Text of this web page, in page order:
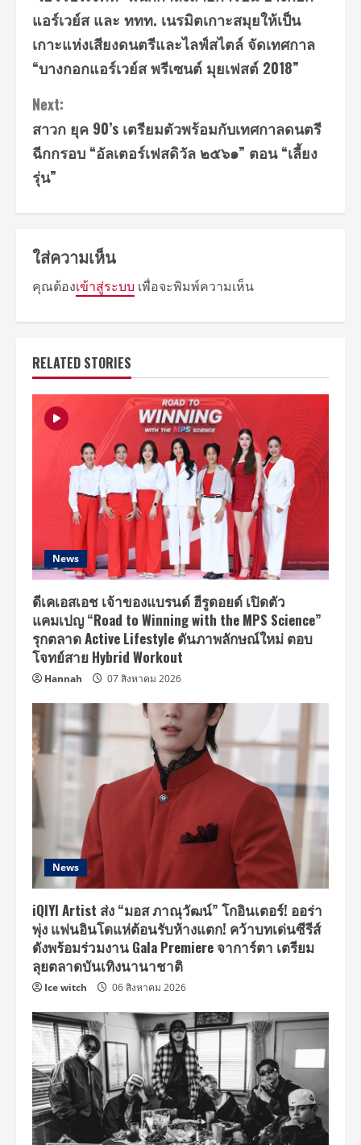
Reading
แอร์เวย์ส และ ททท. เนรมิตเกาะสมุยให้เป็น
เกาะแห่งเสียงดนตรีและไลฟ์สไตล์ จัดเทศกาล
“บางกอกแอร์เวย์ส พรีเซนต์ มุยเฟสต์ 2018”
Next:
สาวก ยุค 90’s เตรียมตัวพร้อมกับเทศกาลดนตรี
ฉีกกรอบ “อัลเตอร์เฟสดิวัล ๒๕๖๑” ตอน “เลี้ยง
รุ่น”
ใส่ความเห็น
คุณต้องเข้าสู่ระบบ เพื่อจะพิมพ์ความเห็น
RELATED STORIES
News
ดีเคเอสเอช เจ้าของแบรนด์ ฮีรูดอยด์ เปิดตัว
แคมเปญ “Road to Winning with the MPS Science”
รุกตลาด Active Lifestyle ดันภาพลักษณ์ใหม่ ตอบ
โจทย์สาย Hybrid Workout
Hannah 07 สิงหาคม 2026
News
iQIYI Artist ส่ง “มอส ภาณุวัฒน์” โกอินเตอร์! ออร่า
พุ่ง แฟนอินโดแห่ต้อนรับห้างแตก! คว้าบทเด่นซีรีส์
ดังพร้อมร่วมงาน Gala Premiere จาการ์ตา เตรียม
ลุยตลาดบันเทิงนานาชาติ
Ice witch 06 สิงหาคม 2026